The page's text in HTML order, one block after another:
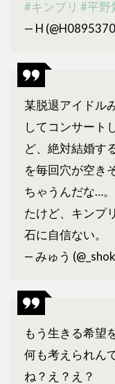
#キンプリ #平野
— H
某脱退アイドル
してコンサート
ど、絶対結婚す
を毎回穴が空き
ちゃうんだな…
たけど、キンプ
石に自信ない。
— みゅう
もう生きる希望
何も考えられん
ね？え？え？